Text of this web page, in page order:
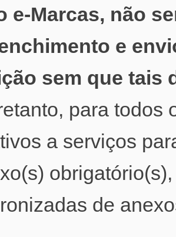
e-Marcas, não
e
sem que tais
para todos
a serviços
de